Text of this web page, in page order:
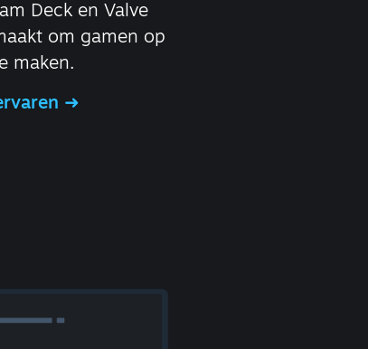
Deck en Valve
om gamen op
maken.